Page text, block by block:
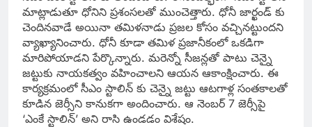
మాట్లాడుతూ ధోనిని ప్రశంసలతో ముంచెత్తారు. ధోనీ జార్ఖండ్ కు
చెందినవాడే అయినా తమిళనాడు ప్రజల కోసం వచ్చినట్టుందని
వ్యాఖ్యానించారు. ధోనీ కూడా తమిళ ప్రజానీకంలో ఒకడిగా
మారిపోయాడని పేర్కొన్నారు. మరెన్నో సీజన్లతో పాటు చెన్నై
జట్టుకు నాయకత్వం వహించాలని ఆయన ఆకాంక్షించారు. ఈ
కార్యక్రమంలో సీఎం స్టాలిన్ కు చెన్నై జట్టు ఆటగాళ్ల సంతకాలతో
కూడిన జెర్సీని కానుకగా అందించారు. ఆ నెంబర్ 7 జెర్సీపై
‘ఎంకే స్టాలిన్’ అని రాసి ఉండడం విశేషం.